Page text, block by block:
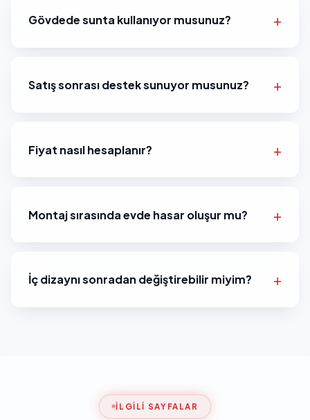
Gövdede sunta kullanıyor musunuz?
Satış sonrası destek sunuyor musunuz?
Fiyat nasıl hesaplanır?
Montaj sırasında evde hasar oluşur mu?
İç dizaynı sonradan değiştirebilir miyim?
İLGILI SAYFALAR